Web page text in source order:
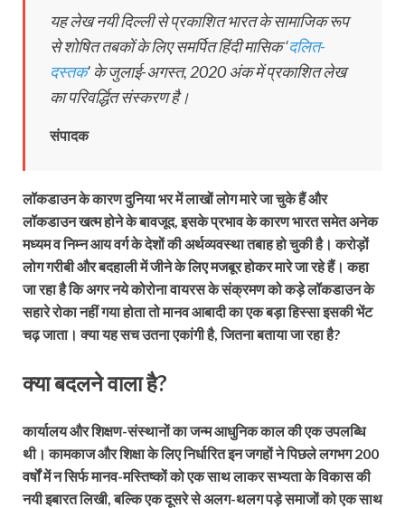
यह लेख नयी दिल्ली से प्रकाशित भारत के सामाजिक रूप
से शोषित तबकों के लिए समर्पित हिंदी मासिक ‘दलित-
दस्तक’ के जुलाई-अगस्त, 2020 अंक में प्रकाशित लेख
का परिवर्द्धित संस्करण है।
संपादक
लॉकडाउन के कारण दुनिया भर में लाखों लोग मारे जा चुके हैं और
लॉकडाउन खत्म होने के बावजूद, इसके प्रभाव के कारण भारत समेत अनेक
मध्यम व निम्न आय वर्ग के देशों की अर्थव्यवस्था तबाह हो चुकी है। करोड़ों
लोग गरीबी और बदहाली में जीने के लिए मजबूर होकर मारे जा रहे हैं। कहा
जा रहा है कि अगर नये कोरोना वायरस के संक्रमण को कड़े लॉकडाउन के
सहारे रोका नहीं गया होता तो मानव आबादी का एक बड़ा हिस्सा इसकी भेंट
चढ़ जाता। क्या यह सच उतना एकांगी है, जितना बताया जा रहा है?
क्या बदलने वाला है?
कार्यालय और शिक्षण-संस्थानों का जन्म आधुनिक काल की एक उपलब्धि
थी। कामकाज और शिक्षा के लिए निर्धारित इन जगहों ने पिछले लगभग 200
वर्षों में न सिर्फ मानव-मस्तिष्कों को एक साथ लाकर सभ्यता के विकास की
नयी इबारत लिखी, बल्कि एक दूसरे से अलग-थलग पड़े समाजों को एक साथ